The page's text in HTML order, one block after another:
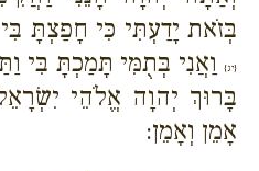
בְּזֹאת יָדַעְתִּי כִּי חָפַצְתָּ
{יג} וַאֲנִי בְּתֻמִּי תָּמַכְתָּ בִּי
בָּרוּךְ יְהוָה אֱלֹהֵי
אָמֵן וְאָמֵן: